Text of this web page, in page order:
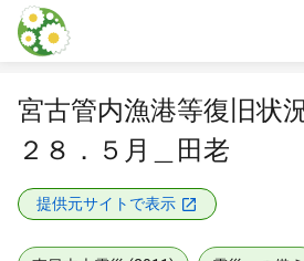
本文に飛ぶ
宮古管内漁港等復旧状
２８．５月＿田老
提供元サイトで表示